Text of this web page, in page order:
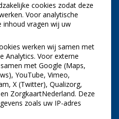
11.00 uur / 13.00 uur -
uur / 13.00 uur -
11.00 uur
mails over
cookies zodat deze
Voor analytische
inhoud vragen wij uw
werken wij samen met
Analytics. Voor externe
met Google (Maps,
YouTube, Vimeo,
X (Twitter), Qualizorg,
ZorgkaartNederland. Deze
zoals uw IP-adres